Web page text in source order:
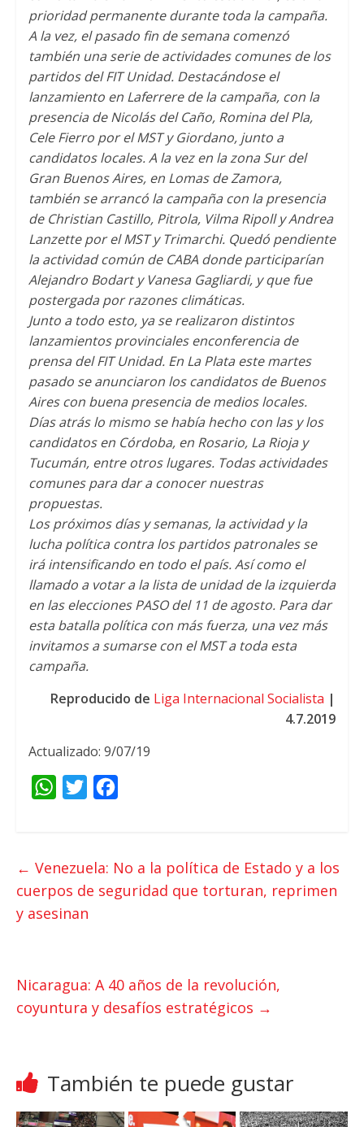
prioridad permanente durante toda la campaña.
A la vez, el pasado fin de semana comenzó
también una serie de actividades comunes de los
partidos del FIT Unidad. Destacándose el
lanzamiento en Laferrere de la campaña, con la
presencia de Nicolás del Caño, Romina del Pla,
Cele Fierro por el MST y Giordano, junto a
candidatos locales. A la vez en la zona Sur del
Gran Buenos Aires, en Lomas de Zamora,
también se arrancó la campaña con la presencia
de Christian Castillo, Pitrola, Vilma Ripoll y Andrea
Lanzette por el MST y Trimarchi. Quedó pendiente
la actividad común de CABA donde participarían
Alejandro Bodart y Vanesa Gagliardi, y que fue
postergada por razones climáticas.
Junto a todo esto, ya se realizaron distintos
lanzamientos provinciales enconferencia de
prensa del FIT Unidad. En La Plata este martes
pasado se anunciaron los candidatos de Buenos
Aires con buena presencia de medios locales.
Días atrás lo mismo se había hecho con las y los
candidatos en Córdoba, en Rosario, La Rioja y
Tucumán, entre otros lugares. Todas actividades
comunes para dar a conocer nuestras
propuestas.
Los próximos días y semanas, la actividad y la
lucha política contra los partidos patronales se
irá intensificando en todo el país. Así como el
llamado a votar a la lista de unidad de la izquierda
en las elecciones PASO del 11 de agosto. Para dar
esta batalla política con más fuerza, una vez más
invitamos a sumarse con el MST a toda esta
campaña.
Reproducido de Liga Internacional Socialista |
4.7.2019
Actualizado: 9/07/19
W
s
A
t
e
e
b
← Venezuela: No a la política de Estado y a los
cuerpos de seguridad que torturan, reprimen
y asesinan
Nicaragua: A 40 años de la revolución,
coyuntura y desafíos estratégicos →
También te puede gustar